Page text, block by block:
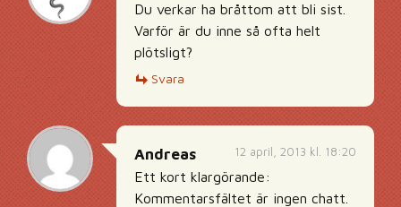
Du verkar ha bråttom att bli sist.
Varför är du inne så ofta helt
plötsligt?
Svara
12 april, 2013 kl. 18:20
Andreas
Ett kort klargörande:
Kommentarsfältet är ingen chatt.